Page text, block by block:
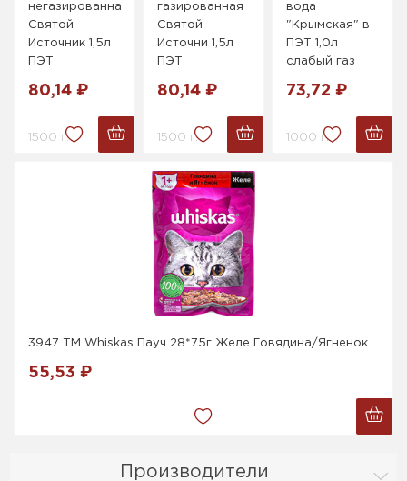
Производители
негазированная
Святой
Источник 1,5л
ПЭТ
80,14 ₽
1500 г.
газированная
Святой
Источни 1,5л
ПЭТ
80,14 ₽
1500 г.
вода
"Крымская" в
ПЭТ 1,0л
слабый газ
73,72 ₽
1000 г.
3947 ТМ Whiskas Пауч 28*75г Желе Говядина/Ягненок
55,53 ₽